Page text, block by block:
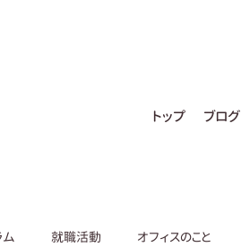
トップ ブログ
ム 就職活動 オフィスのこと